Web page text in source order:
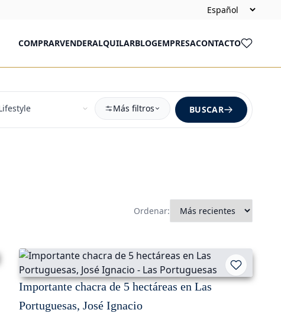
COMPRARVENDERALQUILARBLOGEMPRESACONTACTO
Más filtros BUSCAR
Ordenar:
Importante chacra de 5 hectáreas en Las
Portuguesas, José Ignacio